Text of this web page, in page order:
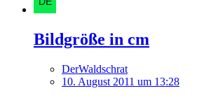
Bildgröße in cm
DerWaldschrat
10. August 2011 um 13:28